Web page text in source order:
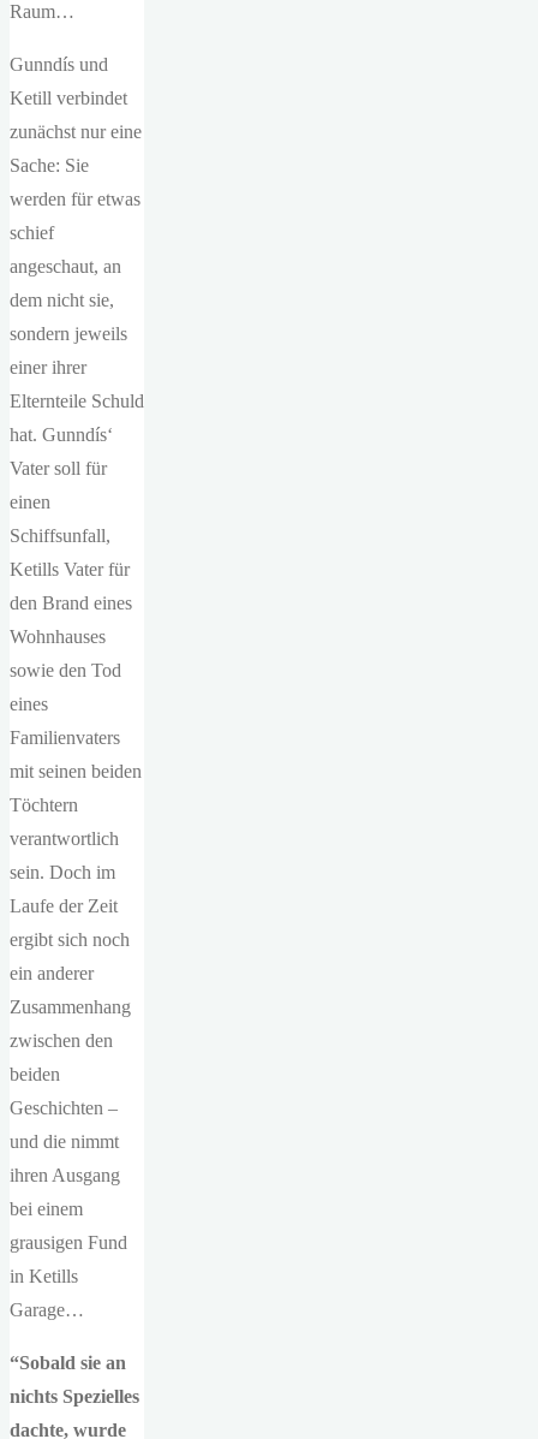
Raum…
Gunndís und
Ketill verbindet
zunächst nur eine
Sache: Sie
werden für etwas
schief
angeschaut, an
dem nicht sie,
sondern jeweils
einer ihrer
Elternteile Schuld
hat. Gunndís‘
Vater soll für
einen
Schiffsunfall,
Ketills Vater für
den Brand eines
Wohnhauses
sowie den Tod
eines
Familienvaters
mit seinen beiden
Töchtern
verantwortlich
sein. Doch im
Laufe der Zeit
ergibt sich noch
ein anderer
Zusammenhang
zwischen den
beiden
Geschichten –
und die nimmt
ihren Ausgang
bei einem
grausigen Fund
in Ketills
Garage…
“Sobald sie an
nichts Spezielles
dachte, wurde